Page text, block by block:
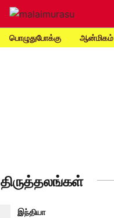
பொழுதுபோக்கு ஆன்மிகம்
திருத்தலங்கள்
இந்தியா